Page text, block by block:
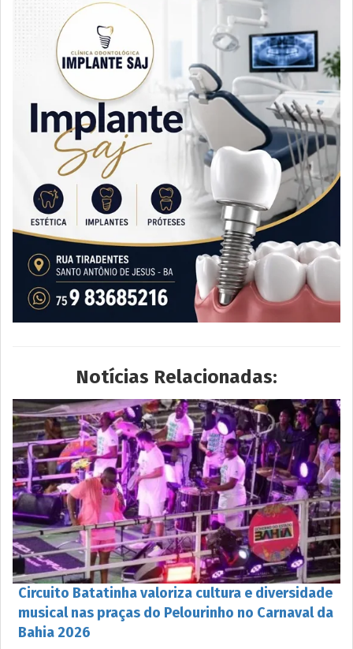
Notícias Relacionadas:
Circuito Batatinha valoriza cultura e diversidade
musical nas praças do Pelourinho no Carnaval da
Bahia 2026